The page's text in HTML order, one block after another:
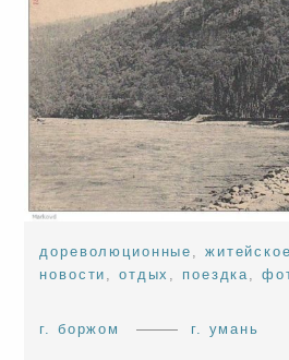
дореволюционные житейское
новости
,отдых поездка
г. боржом г. умань